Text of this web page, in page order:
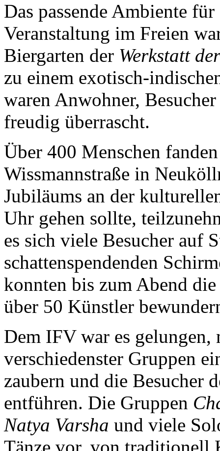
Das passende Ambiente
Veranstaltung im Freien
Biergarten der Werkstatt
zu einem exotisch-
waren Anwohner,
freudig überrascht.
Über 400 Menschen
Wissmannstraße in
Jubiläums an der
Uhr gehen sollte,
es sich viele Besucher auf
schattenspendenden
konnten bis zum Abend
über 50 Künstler
Dem IFV war es
verschiedenster Gruppen
zaubern und die Besucher
entführen. Die Gruppen
Natya Varsha und viele